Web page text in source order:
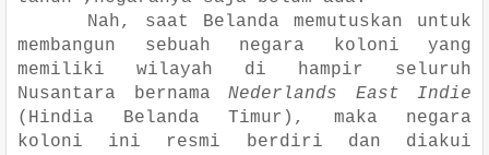
Nah, saat Belanda memutuskan untuk
membangun sebuah negara koloni yang
memiliki wilayah di hampir seluruh
Nusantara bernama Nederlands East Indie
(Hindia Belanda Timur), maka negara
koloni ini resmi berdiri dan diakui